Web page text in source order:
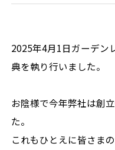
2025年4月1日ガーデン
典を執り行いました。
お陰様で今年弊社は創
た。
これもひとえに皆さま